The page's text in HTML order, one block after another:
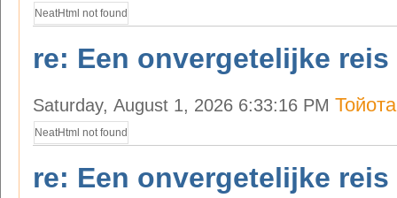
NeatHtml not found
re: Een onvergetelijke reis
Saturday, August 1, 2026 6:33:16 PM
NeatHtml not found
re: Een onvergetelijke reis